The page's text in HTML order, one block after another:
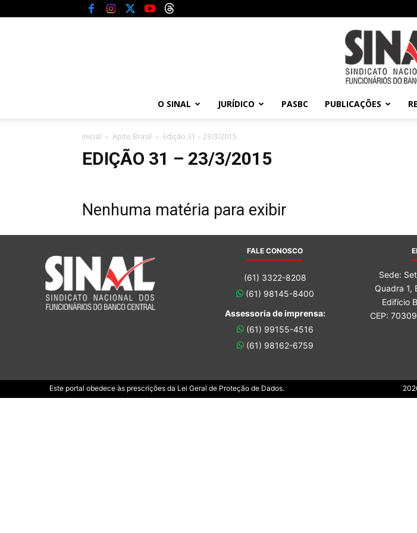
O SINAL JURÍDICO PASBC PUBLICAÇÕES
Inicial Apito Brasil Edição 31 – 23/3/2015
EDIÇÃO 31 – 23/3/2015
Nenhuma matéria para exibir
FALE CONOSCO
(61) 3322-8208
(61) 98145-8400
Assessoria de imprensa:
(61) 99155-4516
(61) 98162-6759
Sede:
Quadra 1,
Edifício
CEP:
Este portal obedece às prescrições da Lei Geral de Proteção de Dados.